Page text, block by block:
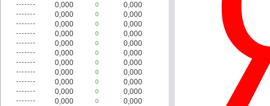
0,000 0
0,000
0,000
0
0,000
0,000
0
0,000
0,000
0
0,000
0,000
0
0,000
0,000
0
0,000
0,000
0
0,000
0,000
0
0,000
0,000
0
0,000
0,000
0
0,000
0,000
0
0,000